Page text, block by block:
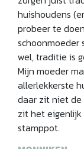
huishoudens
probeer te
schoonmoeder
wel, traditie is
Mijn moeder
allerlekkerste
daar zit niet de
zit het
stamppot.